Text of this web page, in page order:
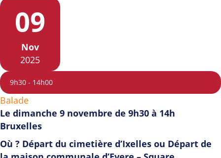
09
Nov
2025
9h30 - 14h00
Balade
Le dimanche 9 novembre de 9h30 à 14h
Bruxelles
Où ? Départ du cimetière d’Ixelles ou Départ de